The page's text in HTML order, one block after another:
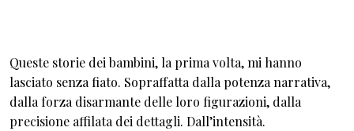
Queste storie dei bambini, la prima volta, mi hanno
lasciato senza fiato. Sopraffatta dalla potenza narrativa,
dalla forza disarmante delle loro figurazioni, dalla
precisione affilata dei dettagli. Dall’intensità.